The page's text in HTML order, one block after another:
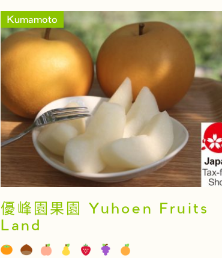
Kumamoto
優峰園果園 Yuhoen Fruits
Land